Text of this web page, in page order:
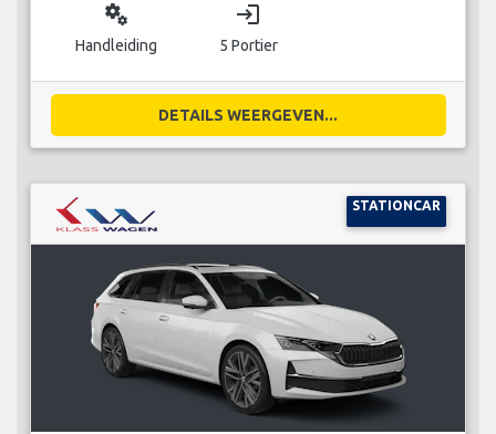
miscellaneous_services
Handleiding
login
5 Portier
DETAILS WEERGEVEN...
STATIONCAR